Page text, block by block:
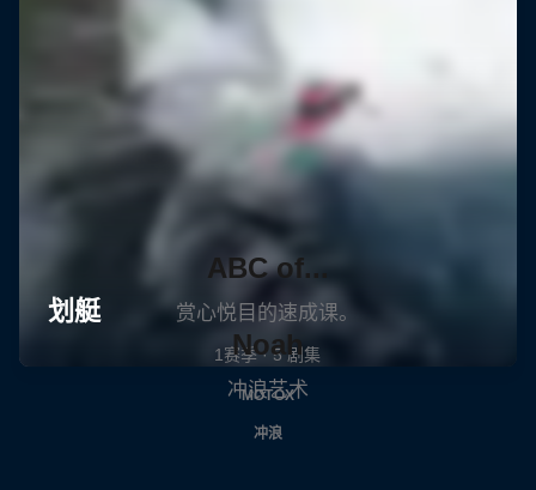
ABC of...
赏心悦目的速成课。
1赛季 · 5 剧集
MOTOX
Noah
冲浪艺术
冲浪